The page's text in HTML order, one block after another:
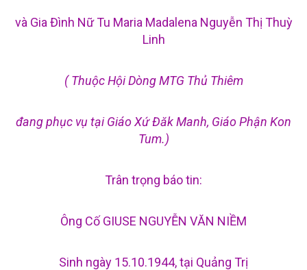
và Gia Đình Nữ Tu Maria Madalena Nguyễn Thị Thuỳ
Linh
( Thuộc Hội Dòng MTG Thủ Thiêm
đang phục vụ tại Giáo Xứ Đăk Manh, Giáo Phận Kon
Tum.)
Trân trọng báo tin:
Ông Cố GIUSE NGUYỄN VĂN NIỀM
Sinh ngày 15.10.1944, tại Quảng Trị